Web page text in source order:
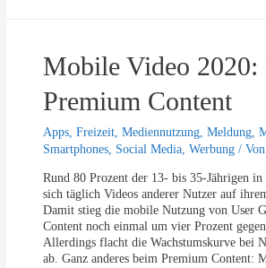
e
o
k
d
w
n
n
e
t
n
t
z
u
n
g
i
n
C
Mobile Video 2020:
Premium Content
Apps,Freizeit,Mediennutzung,Meldung,
Smartphones, Social Media,Werbung /
Rund 80 Prozent der 13- bis 35-Jährigen in
sich täglich Videos anderer Nutzer auf
Damit stieg die mobile Nutzung von User
Content noch einmal um vier Prozent
Allerdings flacht die Wachstumskurve bei
ab. Ganz anderes beim Premium Content: